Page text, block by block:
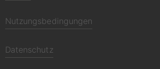
Nutzungsbedingungen
Datenschutz